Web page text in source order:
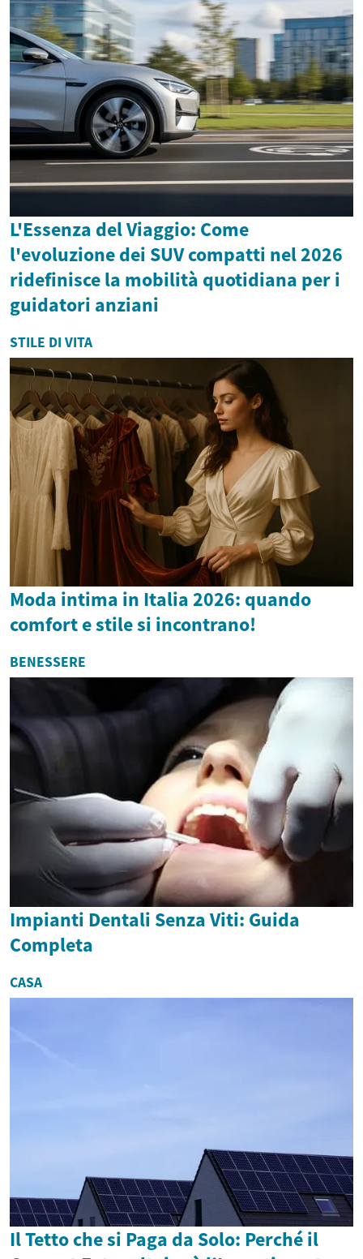
L'Essenza del Viaggio: Come
l'evoluzione dei SUV compatti nel 2026
ridefinisce la mobilità quotidiana per i
guidatori anziani
STILE DI VITA
Moda intima in Italia 2026: quando
comfort e stile si incontrano!
BENESSERE
Impianti Dentali Senza Viti: Guida
Completa
CASA
Il Tetto che si Paga da Solo: Perché il